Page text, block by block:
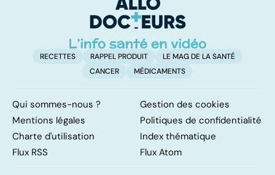
RECETTES RAPPEL PRODUIT
LE MAG DE LA SANTÉ
CANCER
MÉDICAMENTS
Qui sommes-nous ?
Gestion des cookies
Mentions légales
Politiques de confidentialité
Charte d'utilisation
Index thématique
Flux RSS
Flux Atom